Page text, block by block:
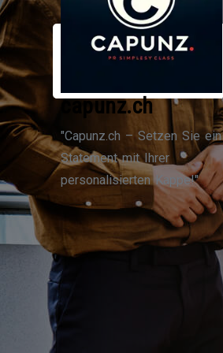
Zum
Inhalt
capunz.ch
"Capunz.ch – Setzen Sie ein
Statement mit Ihrer
personalisierten Kappe!"